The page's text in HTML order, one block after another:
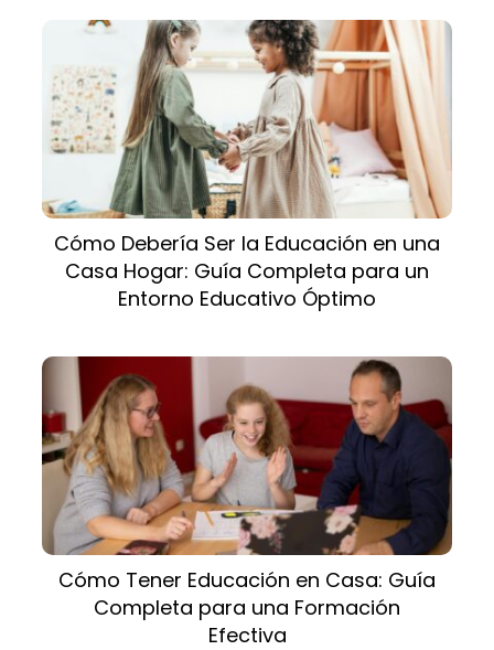
Cómo Debería Ser la Educación en una
Casa Hogar: Guía Completa para un
Entorno Educativo Óptimo
Cómo Tener Educación en Casa: Guía
Completa para una Formación
Efectiva